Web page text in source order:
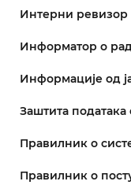
Интерни ревизор
Информатор о
Информације од
Заштита података
Правилник о
Правилник о